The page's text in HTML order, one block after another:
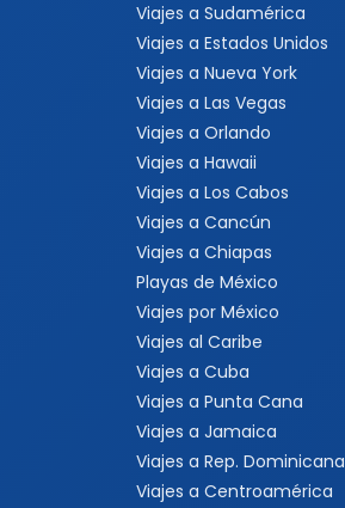
Viajes a Sudamérica
Viajes a Estados Unidos
Viajes a Nueva York
Viajes a Las Vegas
Viajes a Orlando
Viajes a Hawaii
Viajes a Los Cabos
Viajes a Cancún
Viajes a Chiapas
Playas de México
Viajes por México
Viajes al Caribe
Viajes a Cuba
Viajes a Punta Cana
Viajes a Jamaica
Viajes a Rep. Dominicana
Viajes a Centroamérica